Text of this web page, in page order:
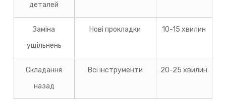
деталей
Заміна
ущільнень
Нові прокладки 10-15 хвилин
Складання
назад
Всі інструменти 20-25 хвилин